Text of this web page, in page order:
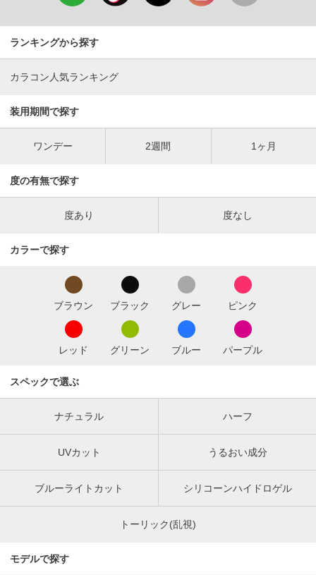
ランキングから探す
カラコン人気ランキング
装用期間で探す
ワンデー 2週間 1ヶ月
度の有無で探す
度あり 度なし
カラーで探す
ブラウン ブラック グレー ピンク
レッド グリーン ブルー パープル
スペックで選ぶ
ナチュラル ハーフ
UVカット うるおい成分
ブルーライトカット シリコーンハイドロゲル
トーリック(乱視)
モデルで探す